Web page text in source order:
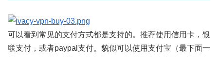
可以看到常见的支付方式都是支持的。推荐使用信用卡，银
联支付，或者paypal支付。貌似可以使用支付宝（最下面一